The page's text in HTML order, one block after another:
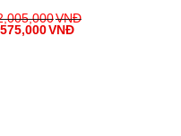
VNĐ
VNĐ